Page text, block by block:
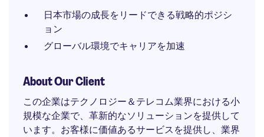
日本市場の成長をリードできる戦略的ポジシ
ョン
グローバル環境でキャリアを加速
About Our Client
この企業はテクノロジー＆テレコム業界における小
規模な企業で、革新的なソリューションを提供して
います。お客様に価値あるサービスを提供し、業界